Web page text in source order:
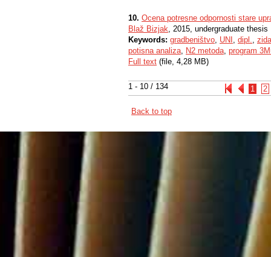
1 - 10 / 134 1 2
10. Ocena potresne odpornosti stare
Blaž Bizjak, 2015, undergraduate thesis
Keywords: gradbeništvo, UNI , dipl.,
potisna analiza, N2 metoda, program
Full text (file, 4,28 MB)
Back to top